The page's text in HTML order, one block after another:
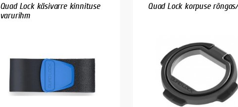
Quad Lock käsivarre kinnituse
varurihm
Quad Lock korpuse